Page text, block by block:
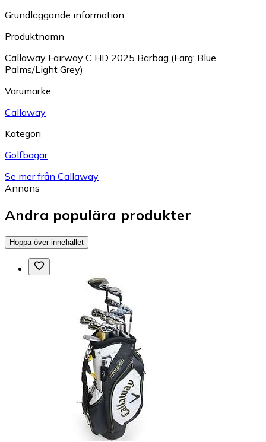
Grundläggande information
Produktnamn
Callaway Fairway C HD 2025 Bärbag (Färg: Blue
Palms/Light Grey)
Varumärke
Callaway
Kategori
Golfbagar
Se mer från Callaway
Annons
Andra populära produkter
Hoppa över innehållet